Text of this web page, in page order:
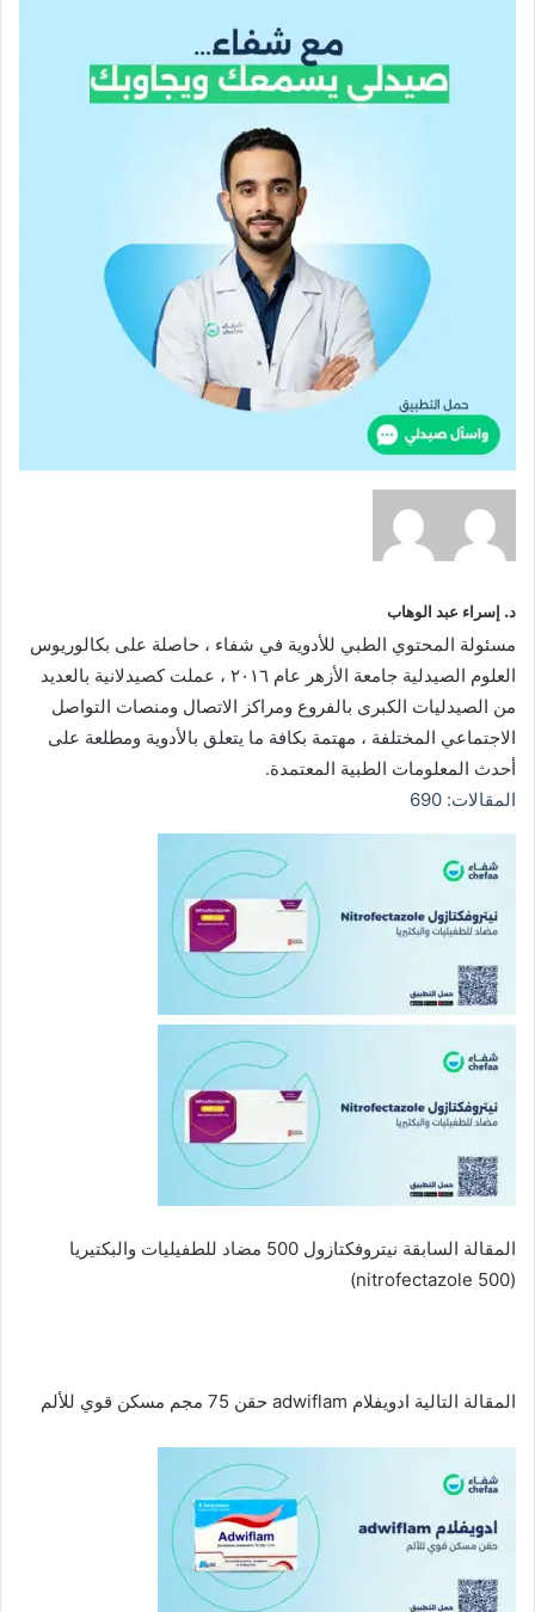
د. إسراء عبد الوهاب
مسئولة المحتوي الطبي للأدوية في شفاء ، حاصلة على بكالوريوس
العلوم الصيدلية جامعة الأزهر عام ٢٠١٦ ، عملت كصيدلانية بالعديد
من الصيدليات الكبرى بالفروع ومراكز الاتصال ومنصات التواصل
الاجتماعي المختلفة ، مهتمة بكافة ما يتعلق بالأدوية ومطلعة على
أحدث المعلومات الطبية المعتمدة.
المقالات: 690
المقالة السابقة
نيتروفكتازول 500 مضاد للطفيليات والبكتيريا
(nitrofectazole 500)
المقالة التالية ادويفلام adwiflam حقن 75 مجم مسكن قوي للألم